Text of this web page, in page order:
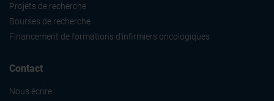
Projets de recherche
Bourses de recherche
Financement de formations d'infirmiers oncologiques
Contact
Nous écrire